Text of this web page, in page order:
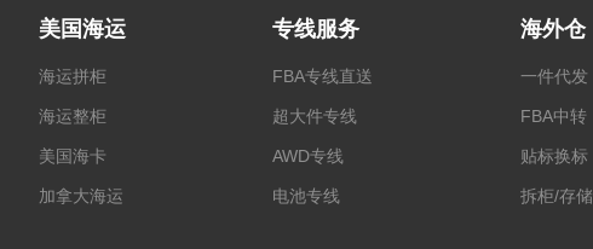
美国海运
海运拼柜
海运整柜
美国海卡
加拿大海运
专线服务
FBA专线直送
超大件专线
AWD专线
电池专线
海外仓
一件代发
FBA中转
贴标换标
拆柜/存储